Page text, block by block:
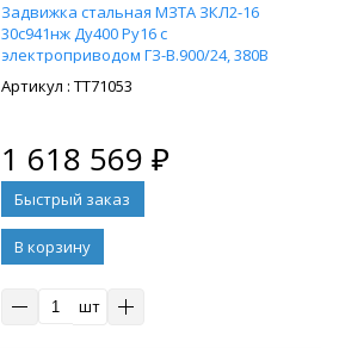
Задвижка стальная МЗТА ЗКЛ2-16
30с941нж Ду400 Ру16 с
электроприводом ГЗ-В.900/24, 380В
: ТТ71053
1 618 569 ₽
В корзину
шт